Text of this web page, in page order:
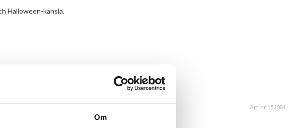
Om
Halloween-känsla.
Art. nr 152084